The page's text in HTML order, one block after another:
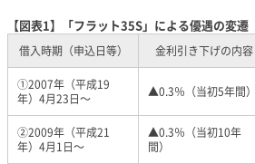
【図表1】「フラット35S」による優遇の変遷
借入時期（申込日等） 金利引き下げの内容
①2007年（平成19
年）4月23日～
▲0.3％（当初5年間）
②2009年（平成21
年）4月1日～
▲0.3％（当初10年
間）